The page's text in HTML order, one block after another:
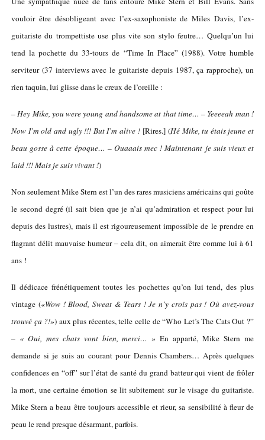
vouloir être désobligeant avec l’ex-saxophoniste de Miles Davis, l’ex-
guitariste du trompettiste use plus vite son stylo feutre… Quelqu’un lui
tend la pochette du 33-tours de “Time In Place” (1988). Votre humble
serviteur (37 interviews avec le guitariste depuis 1987, ça rapproche), un
rien taquin, lui glisse dans le creux de l’oreille :
– Hey Mike, you were young and handsome at that time… – Yeeeeah man !
Now I’m old and ugly !!! But I’m alive ! [Rires.] (Hé Mike, tu étais jeune et
beau gosse à cette époque… – Ouaaais mec ! Maintenant je suis vieux et
laid !!! Mais je suis vivant !)
Non seulement Mike Stern est l’un des rares musiciens américains qui goûte
le second degré (il sait bien que je n’ai qu’admiration et respect pour lui
depuis des lustres), mais il est rigoureusement impossible de le prendre en
flagrant délit mauvaise humeur – cela dit, on aimerait être comme lui à 61
ans !
Il dédicace frénétiquement toutes les pochettes qu’on lui tend, des plus
vintage («Wow ! Blood, Sweat & Tears ! Je n’y crois pas ! Où avez-vous
trouvé ça ?!») aux plus récentes, telle celle de “Who Let’s The Cats Out ?”
– « Oui, mes chats vont bien, merci… »En apparté, Mike Stern me
demande si je suis au courant pour Dennis Chambers… Après quelques
confidences en “off” sur l’état de santé du grand batteur qui vient de frôler
la mort, une certaine émotion se lit subitement sur le visage du guitariste.
Mike Stern a beau être toujours accessible et rieur, sa sensibilité à fleur de
peau le rend presque désarmant, parfois.